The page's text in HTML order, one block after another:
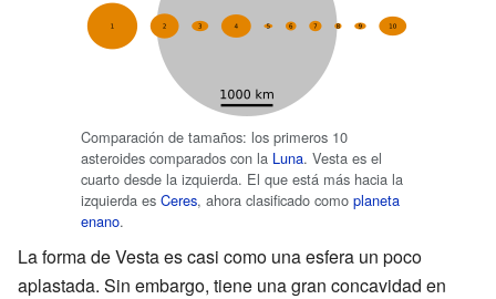
Comparación de tamaños: los primeros 10
asteroides comparados con la Luna. Vesta es el
cuarto desde la izquierda. El que está más hacia la
izquierda es Ceres, ahora clasificado como planeta
enano.
La forma de Vesta es casi como una esfera un poco
aplastada. Sin embargo, tiene una gran concavidad en